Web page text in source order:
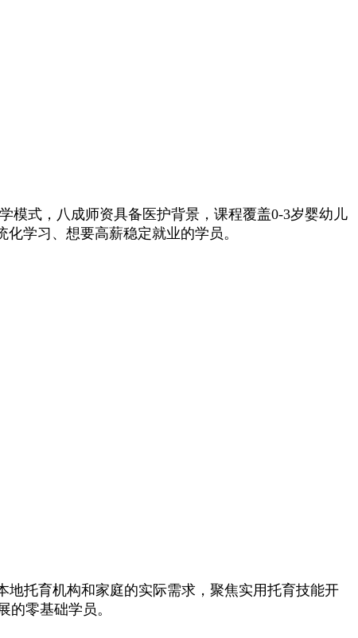
式，八成师资具备医护背景，课程覆盖0-3岁婴幼儿
学习、想要高薪稳定就业的学员。
托育机构和家庭的实际需求，聚焦实用托育技能开
零基础学员。